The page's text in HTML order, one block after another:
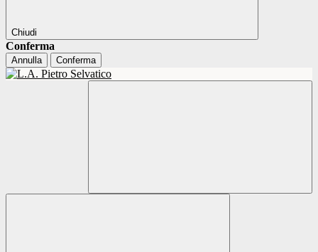
Chiudi
Conferma
Annulla Conferma